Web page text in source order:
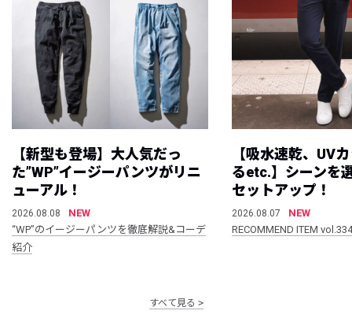
【新型も登場】大人気だっ
た”WP”イージーパンツがリニ
ューアル！
2026.08.08
NEW
“WP”のイージーパンツを徹底解説&コーデ
紹介
【吸水速乾、UV
るetc.】シーンを
セットアップ！
2026.08.07
NEW
RECOMMEND ITEM vol.334
すべて見る